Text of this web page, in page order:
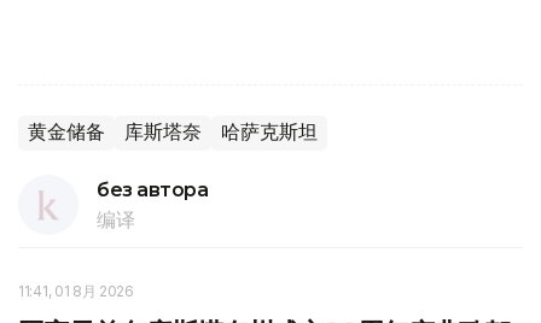
黄金储备 库斯塔奈 哈萨克斯坦
без автора
编译
11:41, 01 8月 2026